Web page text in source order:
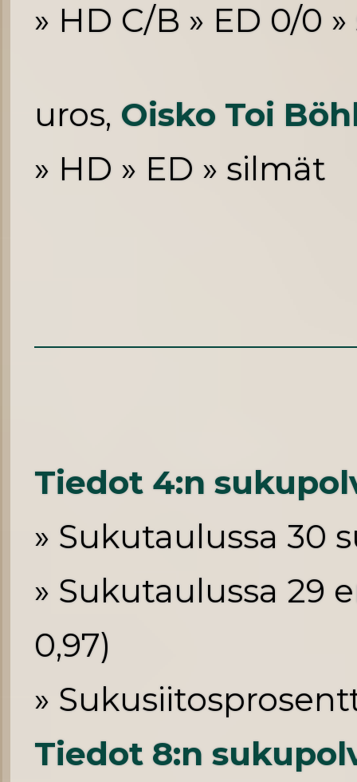
» HD C/B » ED 0/0
uros, Oisko Toi
» HD » ED » silmät
Tiedot 4:n
» Sukutaulussa 30
» Sukutaulussa 29
0,97)
»
Tiedot 8:n